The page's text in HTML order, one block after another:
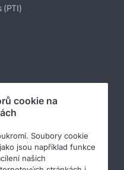
(PTI)
cookie na
Soubory cookie
jsou například funkce
našich